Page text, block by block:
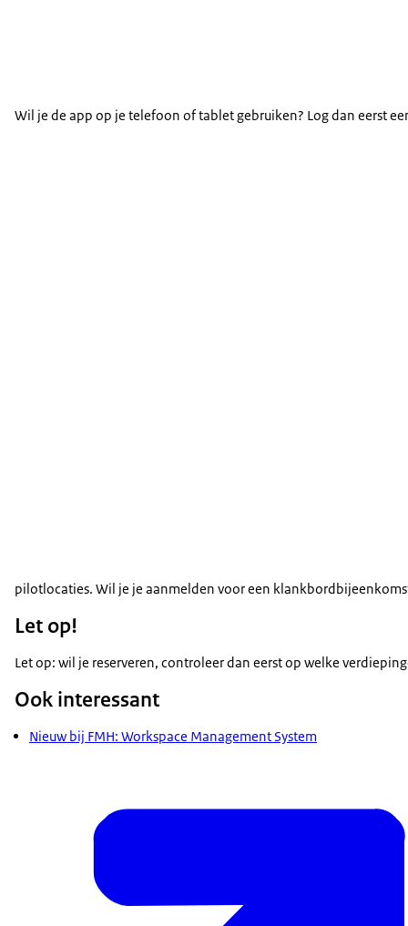
Wil je de app op je telefoon of tablet gebruiken? Log dan eerst
pilotlocaties. Wil je je aanmelden voor een
Let op!
Let op: wil je reserveren, controleer dan eerst op welke
Ook interessant
Nieuw bij FMH: Workspace Management System